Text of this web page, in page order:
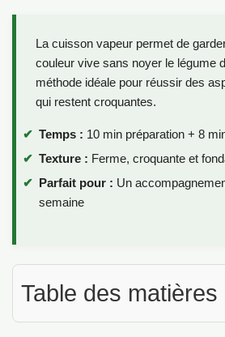
La cuisson vapeur permet de
couleur vive sans noyer le légume
méthode idéale pour réussir des
qui restent croquantes.
Temps : 10 min préparation + 8
Texture : Ferme, croquante et
Parfait pour : Un
semaine
Table des matières